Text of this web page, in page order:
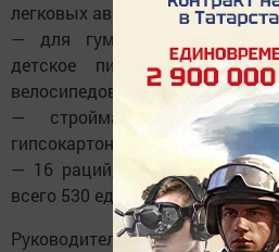
легковых автомобилей;
— для гуманитарных
детское питание,
велосипедов;
— стройматериалы: 200
гипсокартона;
— 16 раций, а также жилеты,
всего 530 единиц.
Руководитель аппарата